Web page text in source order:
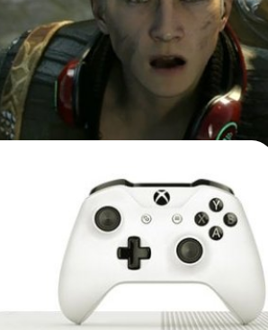
พบน XboxOne ถูกยกเลิกแล้ว
| 3495 days ago
ระกาศอัพเดทเกมบน Xboxone
เพิ่มเติม
าศรายชื่อเกมที่รองรับ HDR เพิ่มเติมแล้ว
| 3495 days ago